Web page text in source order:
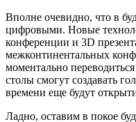
Вполне очевидно, что в
цифровыми. Новые
конференции и 3D
межконтинентальных
моментально
столы смогут создавать
времени еще будут
Ладно, оставим в покое